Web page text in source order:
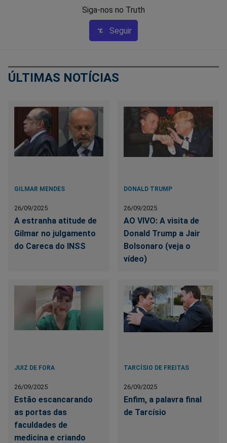
Siga-nos no Truth
Seguir
ÚLTIMAS NOTÍCIAS
GILMAR MENDES
26/09/2025
A estranha atitude de
Gilmar no julgamento
do Careca do INSS
DONALD TRUMP
26/09/2025
AO VIVO: A visita de
Donald Trump a Jair
Bolsonaro (veja o
vídeo)
JUIZ DE FORA
26/09/2025
Estão escancarando
as portas das
faculdades de
medicina e criando
TARCÍSIO DE FREITAS
26/09/2025
Enfim, a palavra final
de Tarcísio